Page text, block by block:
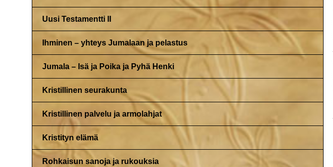
Uusi Testamentti II
Ihminen – yhteys Jumalaan ja pelastus
Jumala – Isä ja Poika ja Pyhä Henki
Kristillinen seurakunta
Kristillinen palvelu ja armolahjat
Kristityn elämä
Rohkaisun sanoja ja rukouksia